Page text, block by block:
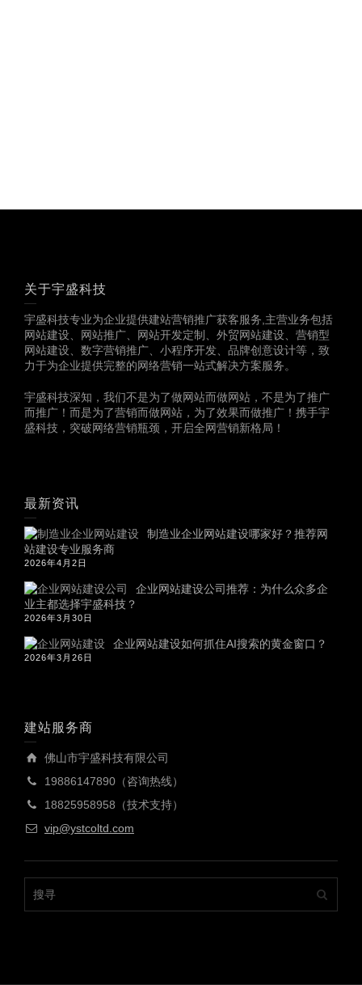
关于宇盛科技
宇盛科技专业为企业提供建站营销推广获客服务,主营业务包括
网站建设、网站推广、网站开发定制、外贸网站建设、营销型
网站建设、数字营销推广、小程序开发、品牌创意设计等，致
力于为企业提供完整的网络营销一站式解决方案服务。
宇盛科技深知，我们不是为了做网站而做网站，不是为了推广
而推广！而是为了营销而做网站，为了效果而做推广！携手宇
盛科技，突破网络营销瓶颈，开启全网营销新格局！
最新资讯
制造业企业网站建设哪家好？推荐网
站建设专业服务商
2026年4月2日
企业网站建设公司推荐：为什么众多企
业主都选择宇盛科技？
2026年3月30日
企业网站建设如何抓住AI搜索的黄金窗口？
2026年3月26日
建站服务商
佛山市宇盛科技有限公司
19886147890（咨询热线）
18825958958（技术支持）
vip@ystcoltd.com